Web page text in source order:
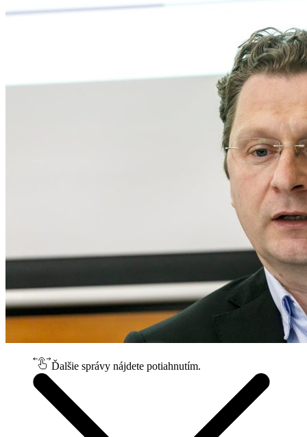
Ďalšie správy nájdete potiahnutím.